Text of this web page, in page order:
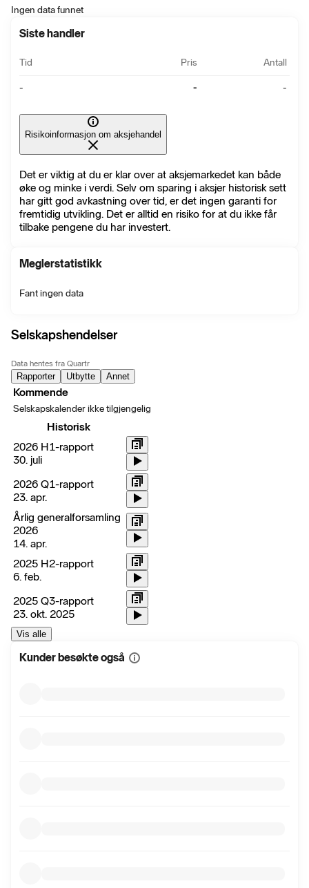
Ingen data funnet
Siste handler
Tid Pris Antall
- - -
Risikoinformasjon om aksjehandel
Det er viktig at du er klar over at aksjemarkedet kan både
øke og minke i verdi. Selv om sparing i aksjer historisk sett
har gitt god avkastning over tid, er det ingen garanti for
fremtidig utvikling. Det er alltid en risiko for at du ikke får
tilbake pengene du har investert.
Meglerstatistikk
Fant ingen data
Selskapshendelser
Data hentes fra Quartr
Rapporter Utbytte Annet
Kommende
Selskapskalender ikke tilgjengelig
Historisk
2026 H1-rapport
30. juli
2026 Q1-rapport
23. apr.
Årlig generalforsamling
2026
14. apr.
2025 H2-rapport
6. feb.
2025 Q3-rapport
23. okt. 2025
Vis alle
Kunder besøkte også Vis